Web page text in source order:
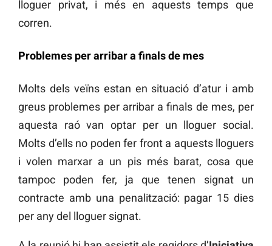
lloguer privat, i més en aquests temps que
corren.
Problemes per arribar a finals de mes
Molts dels veïns estan en situació d’atur i amb
greus problemes per arribar a finals de mes, per
aquesta raó van optar per un lloguer social.
Molts d’ells no poden fer front a aquests lloguers
i volen marxar a un pis més barat, cosa que
tampoc poden fer, ja que tenen signat un
contracte amb una penalització: pagar 15 dies
per any del lloguer signat.